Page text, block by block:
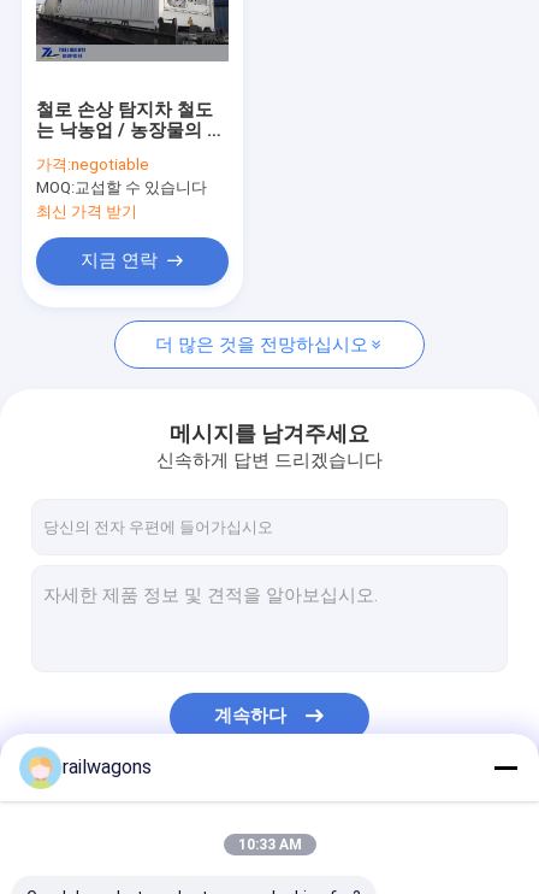
집
철로 손상 탐지차 철도
는 낙농업 / 농장물의 차
가격:negotiable
MOQ:교섭할 수 있습니다
최신 가격 받기
지금 연락
더 많은 것을 전망하십시오
메시지를 남겨주세요
신속하게 답변 드리겠습니다
계속하다
railwagons
10:33 AM